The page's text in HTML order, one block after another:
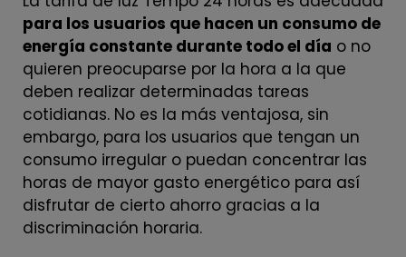
para los usuarios que hacen un consumo de
energía constante durante todo el día o no
quieren preocuparse por la hora a la que
deben realizar determinadas tareas
cotidianas. No es la más ventajosa, sin
embargo, para los usuarios que tengan un
consumo irregular o puedan concentrar las
horas de mayor gasto energético para así
disfrutar de cierto ahorro gracias a la
discriminación horaria.